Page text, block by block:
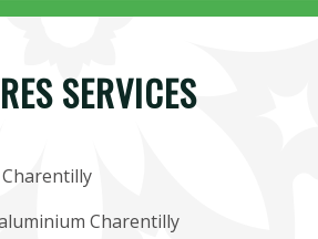
SERVICES
Charentilly